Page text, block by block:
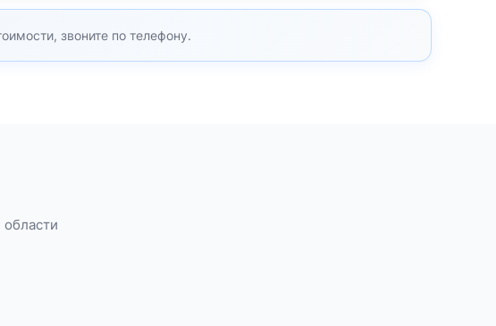
звоните по телефону.